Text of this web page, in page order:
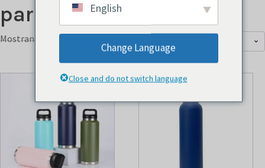
pared
Mostrando los 13 resultados
English
Change Language
Close and do not switch language